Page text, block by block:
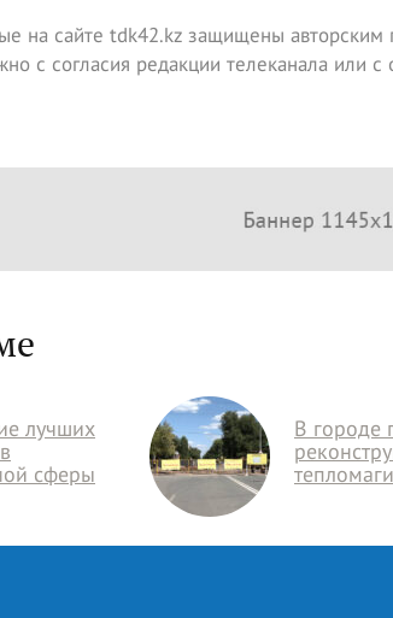
на сайте tdk42.kz защищены авторским
с согласия редакции телеканала или
лучших
сферы
В городе